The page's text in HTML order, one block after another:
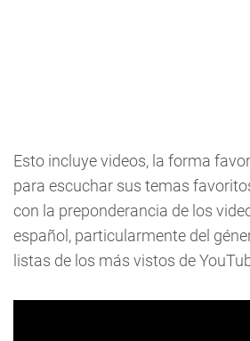
Esto incluye videos, la forma
para escuchar sus temas
con la preponderancia de los
español, particularmente del
listas de los más vistos de